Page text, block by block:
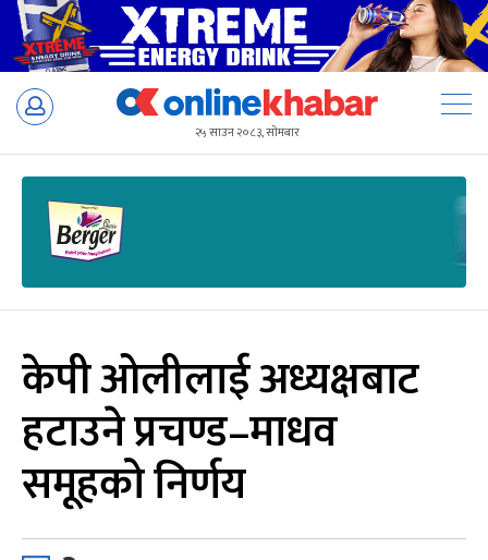
Skip
२५ साउन २०८३, सोमबार
केपी ओलीलाई अध्यक्षबाट
हटाउने प्रचण्ड–माधव
समूहको निर्णय